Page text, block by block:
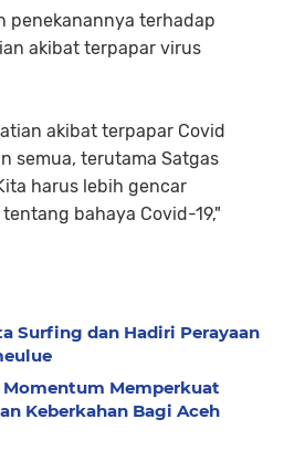
penekanannya terhadap
akibat terpapar virus
akibat terpapar Covid
semua, terutama Satgas
harus lebih gencar
bahaya Covid-19,"
Surfing dan Hadiri Perayaan
Momentum Memperkuat
Keberkahan Bagi Aceh